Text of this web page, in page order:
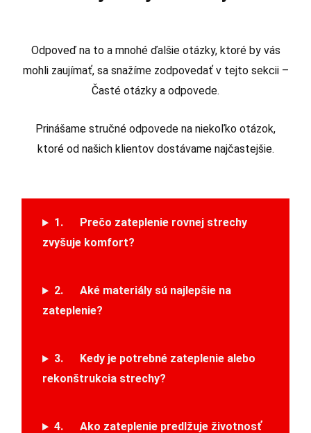
Odpoveď na to a mnohé ďalšie otázky, ktoré by vás
mohli zaujímať, sa snažíme zodpovedať v tejto sekcii –
Časté otázky a odpovede.
Prinášame stručné odpovede na niekoľko otázok,
ktoré od našich klientov dostávame najčastejšie.
1. Prečo zateplenie rovnej strechy
zvyšuje komfort?
2. Aké materiály sú najlepšie na
zateplenie?
3. Kedy je potrebné zateplenie alebo
rekonštrukcia strechy?
4. Ako zateplenie predlžuje životnosť